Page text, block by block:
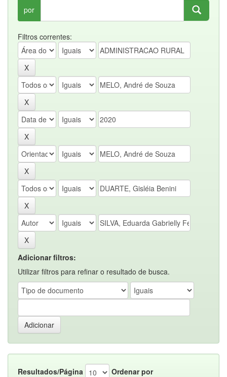
por
Filtros correntes:
Adicionar filtros:
Utilizar filtros para refinar o resultado de busca.
Resultados/Página
Ordenar por